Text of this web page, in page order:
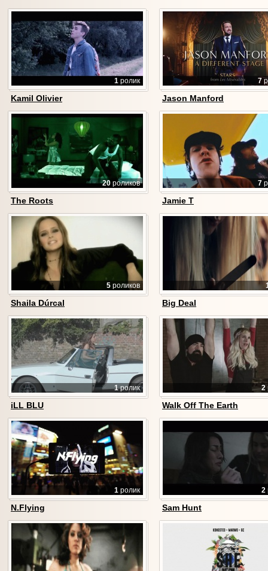
1 ролик
Kamil Olivier
7
Jason Manford
20 роликов
The Roots
7
Jamie T
5 роликов
Shaila Dúrcal Big Deal
1ролик
iLL BLU
2
Walk Off The Earth
1 ролик
N.Flying
2
Sam Hunt